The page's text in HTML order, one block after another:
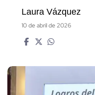
Laura Vázquez
10 de abril de 2026